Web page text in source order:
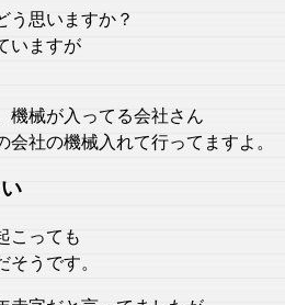
う思いますか？
いますが
機械が入ってる会社さん
社の機械入れて行ってますよ。
こっても
うです。